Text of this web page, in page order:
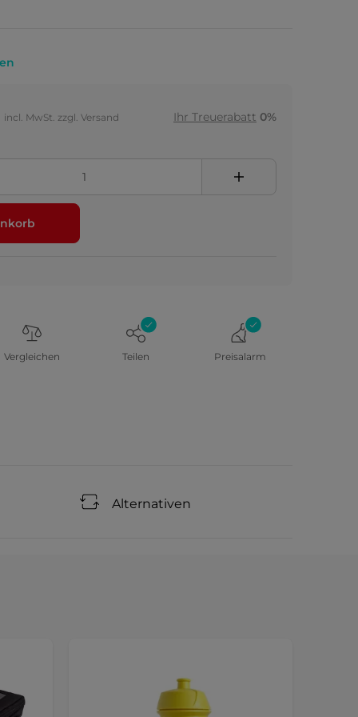
incl. MwSt. zzgl. Versand Ihr Treuerabatt 0%
Vergleichen Teilen Preisalarm
Alternativen